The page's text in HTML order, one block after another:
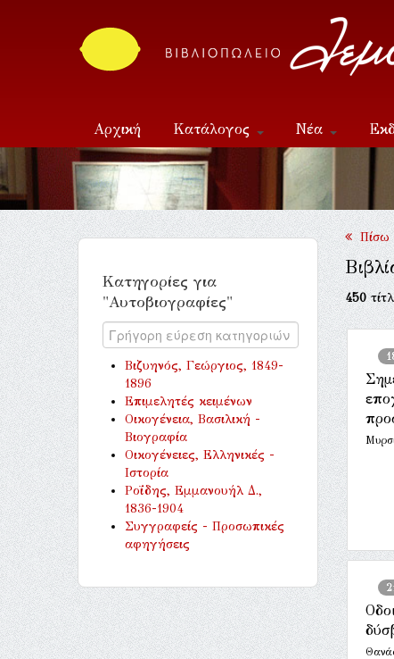
Αρχική Κατάλογος Νέα
Επικοινωνία
Κατηγορίες για
"Αυτοβιογραφίες"
Βιζυηνός, Γεώργιος, 1849-
1896
Επιμελητές κειμένων
Οικογένεια, Βασιλική -
Βιογραφία
Οικογένειες, Ελληνικές -
Ιστορία
Ροΐδης, Εμμανουήλ Δ.,
1836-1904
Συγγραφείς - Προσωπικές
αφηγήσεις
Πίσω
450